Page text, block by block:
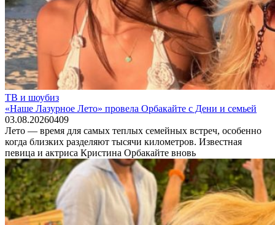
ТВ и шоубиз
«Наше Лазурное Лето» провела Орбакайте с Дени и семьей
03.08.20260409
Лето — время для самых теплых семейных встреч, особенно
когда близких разделяют тысячи километров. Известная
певица и актриса Кристина Орбакайте вновь